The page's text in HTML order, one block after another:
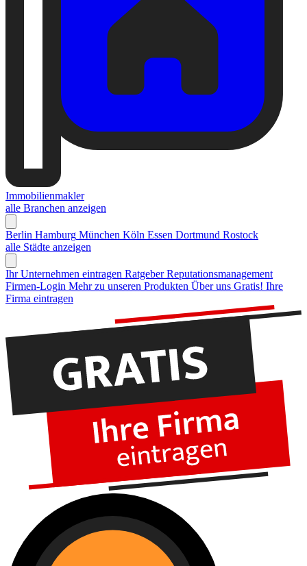
Immobilienmakler
alle Branchen anzeigen
Berlin Hamburg München Köln Essen Dortmund Rostock
alle Städte anzeigen
Ihr Unternehmen eintragen Ratgeber Reputationsmanagement
Firmen-Login Mehr zu unseren Produkten Über uns Gratis! Ihre
Firma eintragen